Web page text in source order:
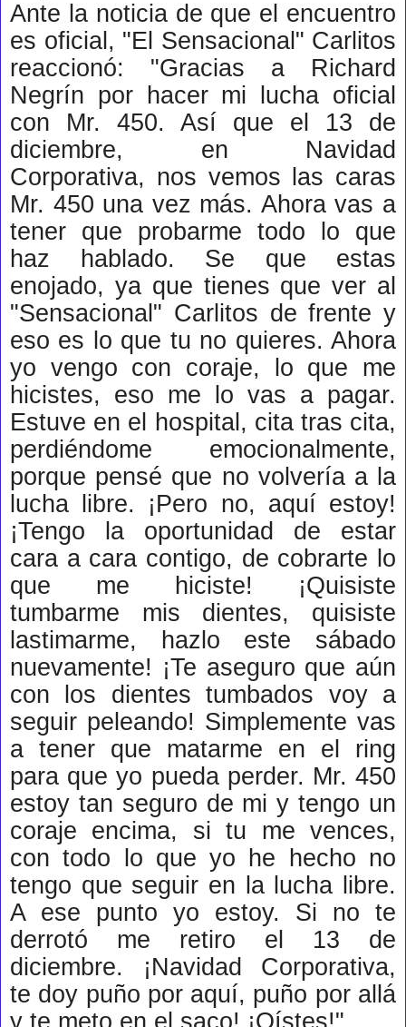
Ante la noticia de que el encuentro
es oficial, "El Sensacional" Carlitos
reaccionó: "Gracias a Richard
Negrín por hacer mi lucha oficial
con Mr. 450. Así que el 13 de
diciembre, en Navidad
Corporativa, nos vemos las caras
Mr. 450 una vez más. Ahora vas a
tener que probarme todo lo que
haz hablado. Se que estas
enojado, ya que tienes que ver al
"Sensacional" Carlitos de frente y
eso es lo que tu no quieres. Ahora
yo vengo con coraje, lo que me
hicistes, eso me lo vas a pagar.
Estuve en el hospital, cita tras cita,
perdiéndome emocionalmente,
porque pensé que no volvería a la
lucha libre. ¡Pero no, aquí estoy!
¡Tengo la oportunidad de estar
cara a cara contigo, de cobrarte lo
que me hiciste! ¡Quisiste
tumbarme mis dientes, quisiste
lastimarme, hazlo este sábado
nuevamente! ¡Te aseguro que aún
con los dientes tumbados voy a
seguir peleando! Simplemente vas
a tener que matarme en el ring
para que yo pueda perder. Mr. 450
estoy tan seguro de mi y tengo un
coraje encima, si tu me vences,
con todo lo que yo he hecho no
tengo que seguir en la lucha libre.
A ese punto yo estoy. Si no te
derrotó me retiro el 13 de
diciembre. ¡Navidad Corporativa,
te doy puño por aquí, puño por allá